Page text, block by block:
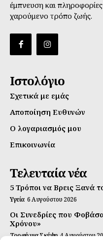
έμπνευση και πληροφορίες
χαρούμενο τρόπο ζωής.
Ιστολόγιο
Σχετικά με εμάς
Αποποίηση Ευθυνών
Ο λογαριασμός μου
Επικοινωνία
Τελευταία νέα
5 Τρόποι να Βρεις Ξανά
Υγεία 6 Αυγούστου 2026
Οι Συνεδρίες που
Χρόνου»
Τροφή για Σκέψη 4 Αυγούστου